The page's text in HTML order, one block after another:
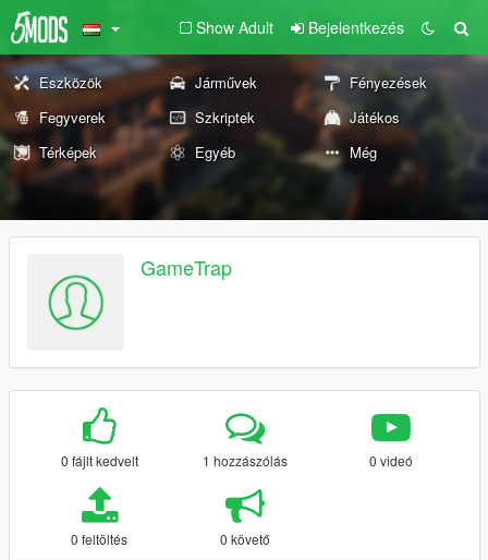
Show Adult Bejelentkezés
Eszközök Járművek
Fényezések
Fegyverek
Szkriptek
Játékos
Térképek
Egyéb Még
GameTrap
0 fájlt kedvelt 1 hozzászólás 0 videó
0 feltöltés 0 követő